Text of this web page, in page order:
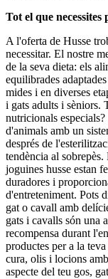
Tot el que
A l'oferta de Husse
necessitar. El nostre
de la seva dieta: els
equilibrades
mides i en diverses
i gats adults i sèniors.
nutricionals especials?
d'animals amb un
després de
tendència al
joguines husse estan
duradores i
d'entreteniment. Pots
gat o cavall amb
gats i cavalls són una
recompensa durant
productes per a la
cura, olis i locions
aspecte del teu gos,